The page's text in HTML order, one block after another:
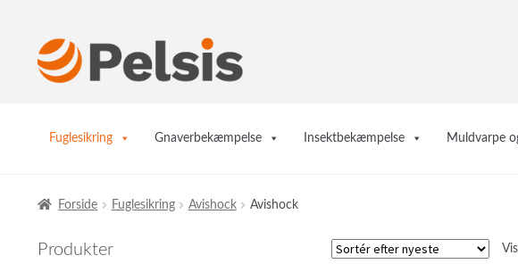
Spring
til
Spring
til
Fuglesikring Gnaverbekæmpelse Insektbekæmpelse Muldvarpe
Forside Fuglesikring Avishock Avishock
Produkter